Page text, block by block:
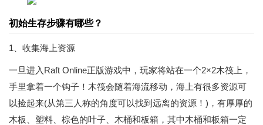
初始生存步骤有哪些？
1、收集海上资源
一旦进入Raft Online正版游戏中，玩家将站在一个2×2木筏上，
手里拿着一个钩子！木筏会随着海流移动，海上有很多资源可
以捡起来(从第三人称的角度可以找到远离的资源！)，有厚厚的
木板、塑料、棕色的叶子、木桶和板箱，其中木桶和板箱一定